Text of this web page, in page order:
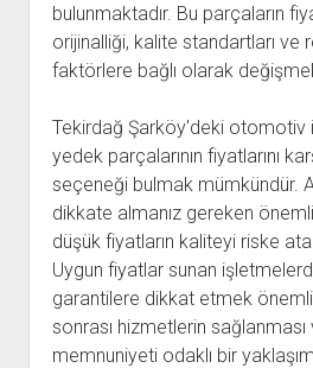
bulunmaktadır. Bu parçaların
orijinalliği, kalite standartları ve
faktörlere bağlı olarak
Tekirdağ Şarköy'deki otomotiv
yedek parçalarının fiyatlarını
seçeneği bulmak mümkündür.
dikkate almanız gereken
düşük fiyatların kaliteyi riske
Uygun fiyatlar sunan
garantilere dikkat etmek
sonrası hizmetlerin
memnuniyeti odaklı bir